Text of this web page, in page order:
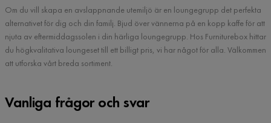
Om du vill skapa en avslappnande utemiljö är en loungegrupp det perfekta
alternativet för dig och din familj. Bjud över vännerna på en kopp kaffe för att
njuta av eftermiddagssolen i din härliga loungegrupp. Hos Furniturebox hittar
du högkvalitativa loungeset till ett billigt pris, vi har något för alla. Välkommen
att utforska vårt breda sortiment.
Vanliga frågor och svar